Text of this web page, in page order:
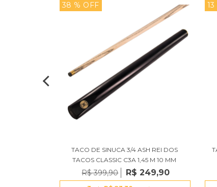
38 % OFF
TACO DE SINUCA 3/4 ASH REI DOS
TACOS CLASSIC C3A 1,45 M 10 MM
R$ 399,90 R$ 249,90